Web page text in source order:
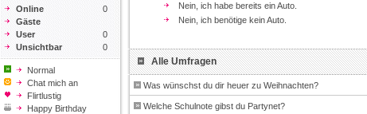
Online
0
Gäste
User
0
Unsichtbar
0
Normal
Chat mich an
Flirtlustig
Happy Birthday
Nein, ich habe bereits ein Auto.
Nein, ich benötige kein Auto.
Alle Umfragen
Was wünschst du dir heuer zu Weihnachten?
Welche Schulnote gibst du Partynet?